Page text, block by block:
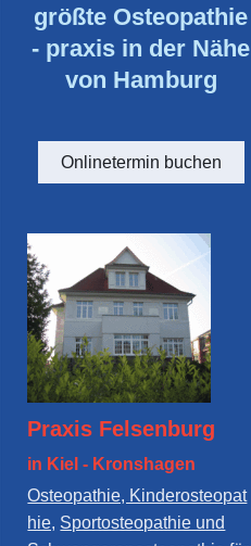
größte Osteopathie
- praxis in der Nähe
von Hamburg
Onlinetermin buchen
Praxis Felsenburg
in Kiel - Kronshagen
Osteopathie, Kinderosteopat
hie, Sportosteopathie und